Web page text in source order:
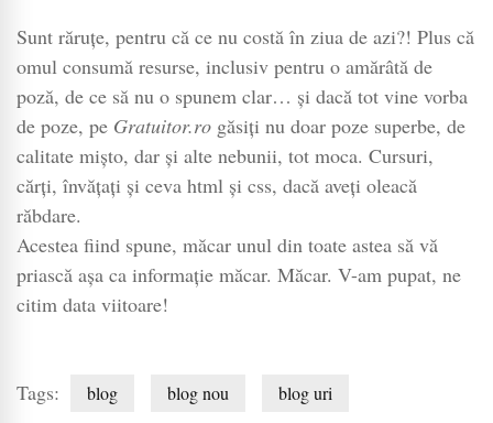
Sunt răruțe, pentru că ce nu costă în ziua de azi?! Plus că
omul consumă resurse, inclusiv pentru o amărâtă de
poză, de ce să nu o spunem clar… și dacă tot vine vorba
de poze, pe Gratuitor.ro găsiți nu doar poze superbe, de
calitate mișto, dar și alte nebunii, tot moca. Cursuri,
cărți, învățați și ceva html și css, dacă aveți oleacă
răbdare.
Acestea fiind spune, măcar unul din toate astea să vă
priască așa ca informație măcar. Măcar. V-am pupat, ne
citim data viitoare!
Tags: blog blog nou blog uri